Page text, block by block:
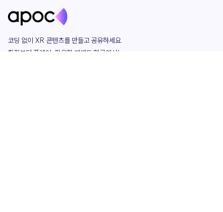
코딩 없이 XR 콘텐츠를 만들고 공유하세요.
창작부터 플레이, 필요한 애셋도 한곳에서!